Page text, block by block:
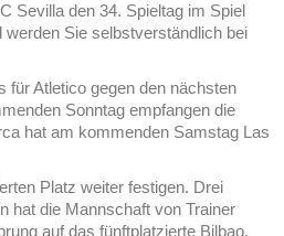
Sevilla den 34. Spieltag im Spiel
Sie selbstverständlich bei
für Atletico gegen den nächsten
Sonntag empfangen die
hat am kommenden Samstag Las
Platz weiter festigen. Drei
hat die Mannschaft von Trainer
auf das fünftplatzierte Bilbao.